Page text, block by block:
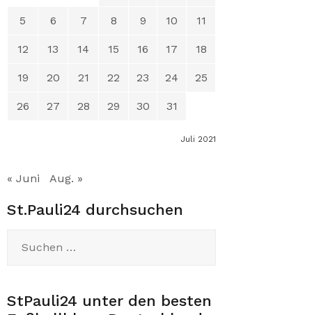
Juli 2021
5 6 7 8 9 10 11
12 13 14 15 16 17 18
19 20 21 22 23 24 25
26 27 28 29 30 31
« Juni Aug. »
St.Pauli24 durchsuchen
nach:
StPauli24 unter den besten